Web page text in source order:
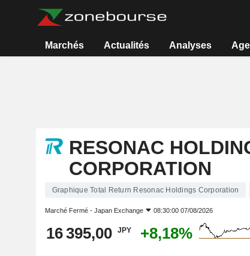
Marchés Actualités Analyses
RESONAC
CORPORATION
Graphique Total Return Resonac Holdings Corporation
Marché Fermé - Japan Exchange 08:30:00 07/08/2026
16 395,00 JPY +8,18%